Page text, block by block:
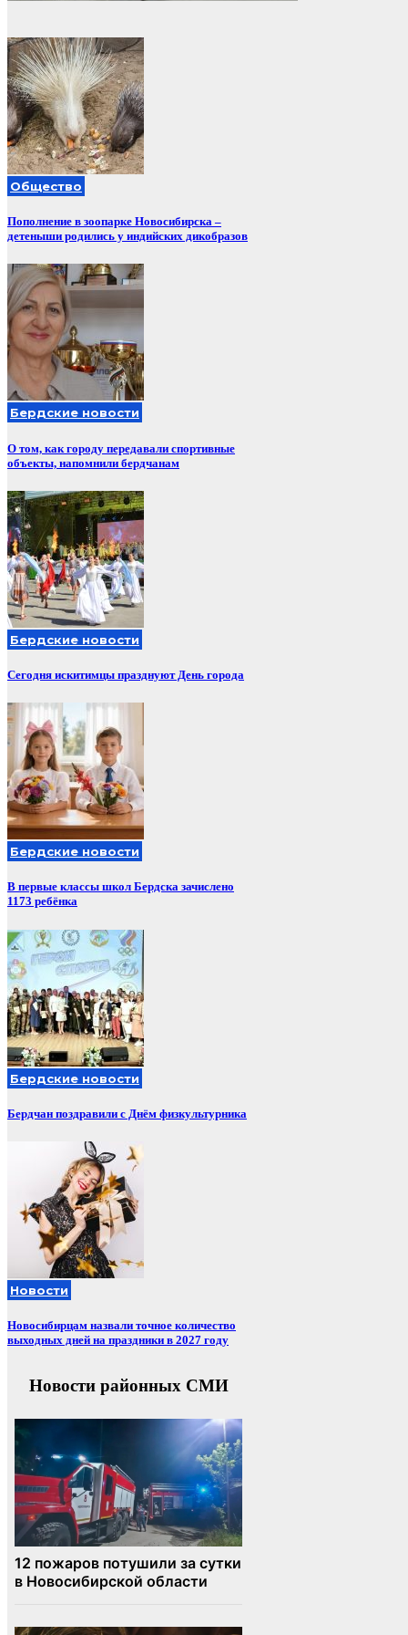
Общество
Пополнение в зоопарке Новосибирска –
детеныши родились у индийских дикобразов
Бердские новости
О том, как городу передавали спортивные
объекты, напомнили бердчанам
Бердские новости
Сегодня искитимцы празднуют День города
Бердские новости
В первые классы школ Бердска зачислено
1173 ребёнка
Бердские новости
Бердчан поздравили с Днём физкультурника
Новости
Новосибирцам назвали точное количество
выходных дней на праздники в 2027 году